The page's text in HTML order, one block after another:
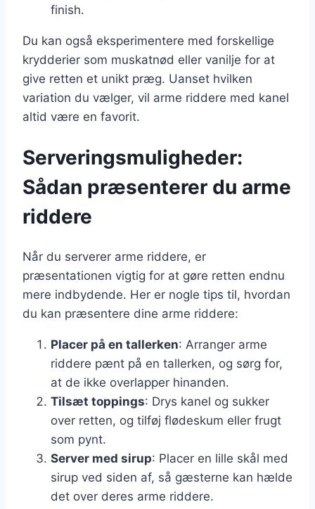
finish.
Du kan også eksperimentere med forskellige
krydderier som muskatnød eller vanilje for at
give retten et unikt præg. Uanset hvilken
variation du vælger, vil arme riddere med kanel
altid være en favorit.
Serveringsmuligheder:
Sådan præsenterer du arme
riddere
Når du serverer arme riddere, er
præsentationen vigtig for at gøre retten endnu
mere indbydende. Her er nogle tips til, hvordan
du kan præsentere dine arme riddere:
Placer på en tallerken: Arranger arme
riddere pænt på en tallerken, og sørg for,
at de ikke overlapper hinanden.
Tilsæt toppings: Drys kanel og sukker
over retten, og tilføj flødeskum eller frugt
som pynt.
Server med sirup: Placer en lille skål med
sirup ved siden af, så gæsterne kan hælde
det over deres arme riddere.